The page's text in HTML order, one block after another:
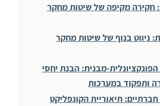
חקירה מקיפה של שיטות מחקר
ניווט בנוף של שיטות מחקר
מבנית: הבנת יחסי
ותפקוד במערכות
תיאוריית הקונפליקט